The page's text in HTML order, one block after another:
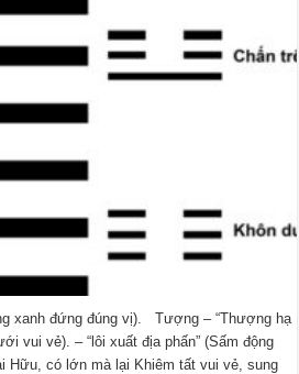
xanh đứng đúng vị). Tượng – “Thượng hạ
vui vẻ). – “lôi xuất địa phấn” (Sấm động
có lớn mà lại Khiêm tất vui vẻ, sung